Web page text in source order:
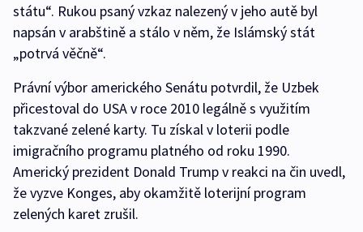
státu“. Rukou psaný vzkaz nalezený v jeho autě byl
napsán v arabštině a stálo v něm, že Islámský stát
„potrvá věčně“.
Právní výbor amerického Senátu potvrdil, že Uzbek
přicestoval do USA v roce 2010 legálně s využitím
takzvané zelené karty. Tu získal v loterii podle
imigračního programu platného od roku 1990.
Americký prezident Donald Trump v reakci na čin uvedl,
že vyzve Konges, aby okamžitě loterijní program
zelených karet zrušil.